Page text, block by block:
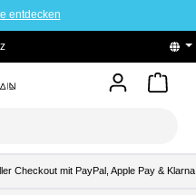
entdecken
Checkout mit PayPal, Apple Pay &